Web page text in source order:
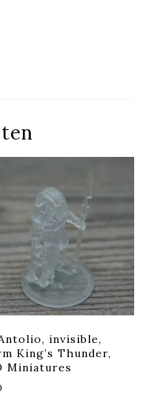
invisible,
King’s Thunder,
Miniatures